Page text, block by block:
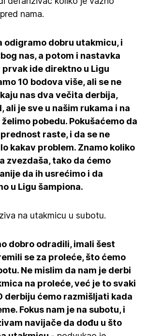
nama.
odigramo dobru utakmicu, i
nas, a potom i nastavka
ide direktno u Ligu
10 bodova više, ali se ne
nas dva večita derbija,
ali je sve u našim rukama i na
pobedu. Pokušaćemo da
raste, i da se ne
kakav problem. Znamo koliko
zvezdaša, tako da ćemo
da ih usrećimo i da
u Ligu šampiona.
na utakmicu u subotu.
dobro odradili, imali šest
se za proleće, što ćemo
Ne mislim da nam je derbi
na proleće, već je to svaki
derbiju ćemo razmišljati kada
Fokus nam je na subotu, i
navijače da dođu u što